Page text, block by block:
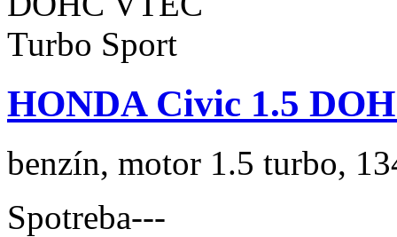
HONDA Civic 1.5
benzín, motor 1.5 turbo,
Spotreba---